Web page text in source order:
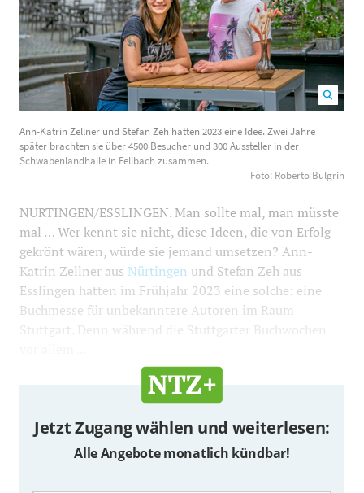
Idee. Zwei Jahre später brachten sie über 4500 Besucher
und 300 Aussteller in der Schwabenlandhalle in
Fellbach zusammen. Foto: Roberto Bulgrin1200800
Ann-Katrin Zellner und Stefan Zeh hatten 2023 eine Idee. Zwei Jahre
später brachten sie über 4500 Besucher und 300 Aussteller in der
Schwabenlandhalle in Fellbach zusammen.
Foto: Roberto Bulgrin
NÜRTINGEN/ESSLINGEN. Man sollte mal, man müsste
mal … Wer kennt sie nicht, diese Ideen, die von Erfolg
gekrönt wären, würde sie jemand umsetzen? Ann-
Katrin Zellner aus Nürtingen und Stefan Zeh aus
Esslingen hatten im Frühjahr 2023 eine solche: eine
Buchmesse für unbekanntere Autoren im Raum
Stuttgart. Denn während die Stuttgarter Buchwochen
Jetzt Zugang wählen und weiterlesen:
Alle Angebote monatlich kündbar!